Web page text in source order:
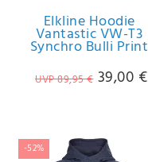
Elkline Hoodie
Vantastic VW-T3
Synchro Bulli Print
UVP 89,95 € 39,00 €
-52%